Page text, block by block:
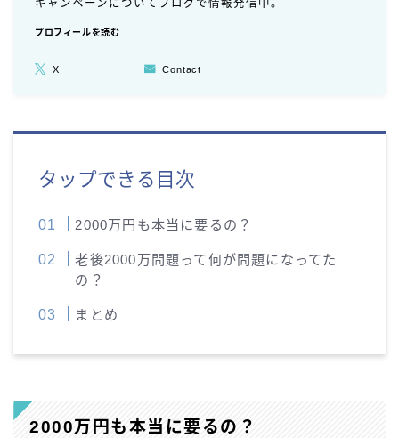
キャンペーンについてブログで情報発信中。
プロフィールを読む
X Contact
タップできる目次
2000万円も本当に要るの？
老後2000万問題って何が問題になってた
の？
まとめ
2000万円も本当に要るの？